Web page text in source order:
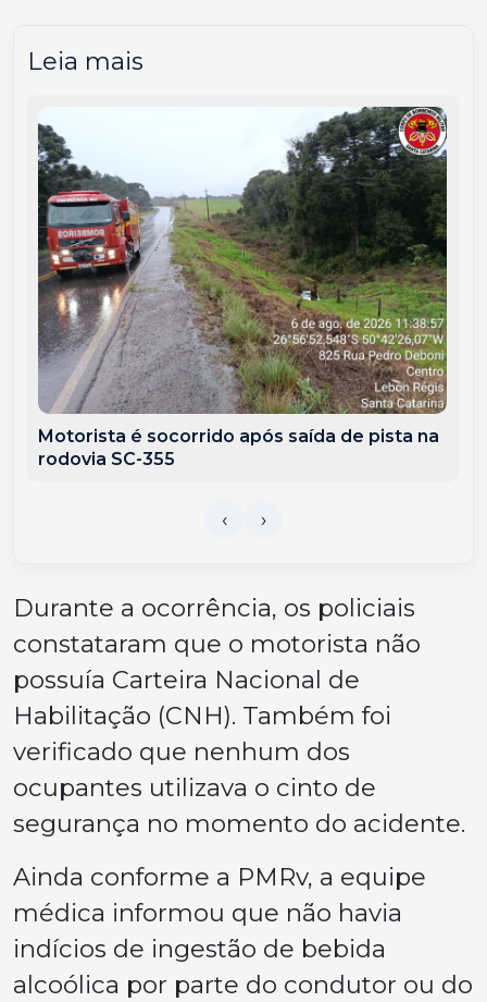
Leia mais
Motorista é socorrido após saída de pista na
rodovia SC-355
Durante a ocorrência, os policiais
constataram que o motorista não
possuía Carteira Nacional de
Habilitação (CNH). Também foi
verificado que nenhum dos
ocupantes utilizava o cinto de
segurança no momento do acidente.
Ainda conforme a PMRv, a equipe
médica informou que não havia
indícios de ingestão de bebida
alcoólica por parte do condutor ou do